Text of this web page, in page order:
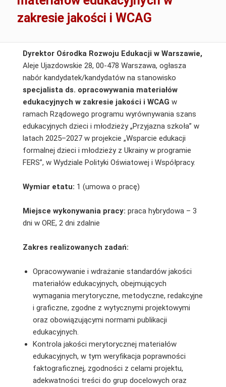
zakresie jakości i WCAG
Dyrektor Ośrodka Rozwoju Edukacji w Warszawie,
Aleje Ujazdowskie 28, 00-478 Warszawa, ogłasza
nabór kandydatek/kandydatów na stanowisko
specjalista ds. opracowywania materiałów
edukacyjnych w zakresie jakości i WCAG w
ramach Rządowego programu wyrównywania szans
edukacyjnych dzieci i młodzieży „Przyjazna szkoła” w
latach 2025–2027 w projekcie „Wsparcie edukacji
formalnej dzieci i młodzieży z Ukrainy w programie
FERS”, w Wydziale Polityki Oświatowej i Współpracy.
Wymiar etatu: 1 (umowa o pracę)
Miejsce wykonywania pracy: praca hybrydowa – 3
dni w ORE, 2 dni zdalnie
Zakres realizowanych zadań:
Opracowywanie i wdrażanie standardów jakości
materiałów edukacyjnych, obejmujących
wymagania merytoryczne, metodyczne, redakcyjne
i graficzne, zgodne z wytycznymi projektowymi
oraz obowiązującymi normami publikacji
edukacyjnych.
Kontrola jakości merytorycznej materiałów
edukacyjnych, w tym weryfikacja poprawności
faktograficznej, zgodności z celami projektu,
adekwatności treści do grup docelowych oraz